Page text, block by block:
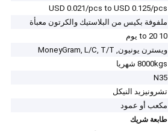
USD 0.021/pcs to USD 0.125/pcs
ملفوفة بكيس من البلاستيك والكرتون معبأة
10 to 20 يوم
ويسترن يونيون, MoneyGram, L/C, T/T
8000kgs شهريا
N35
تشرونيزيد النيكل
مكعب أو عمود
طابعة شريك